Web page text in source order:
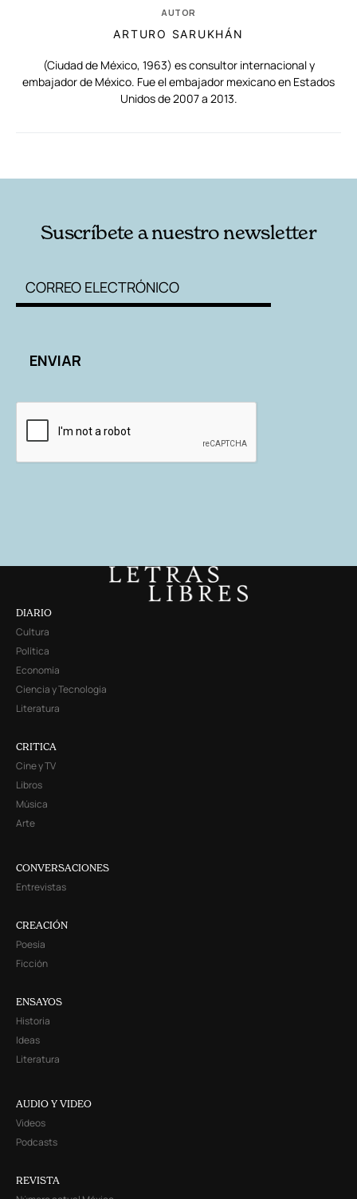
AUTOR
ARTURO SARUKHÁN
(Ciudad de México, 1963) es consultor internacional y
embajador de México. Fue el embajador mexicano en Estados
Unidos de 2007 a 2013.
Suscríbete a nuestro newsletter
DIARIO
Cultura
Política
Economía
Ciencia y Tecnología
Literatura
CRITICA
Cine y TV
Libros
Música
Arte
CONVERSACIONES
Entrevistas
CREACIÓN
Poesía
Ficción
ENSAYOS
Historia
Ideas
Literatura
AUDIO Y VIDEO
Videos
Podcasts
REVISTA